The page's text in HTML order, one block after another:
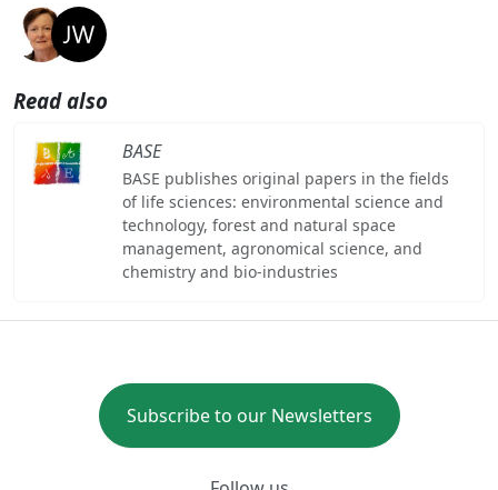
Read also
BASE
BASE publishes original papers in the fields
of life sciences: environmental science and
technology, forest and natural space
management, agronomical science, and
chemistry and bio-industries
Subscribe to our Newsletters